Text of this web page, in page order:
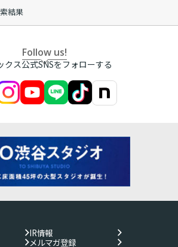
結果
Follow us!
クス公式SNSをフォローする
IR情報
メルマガ登録